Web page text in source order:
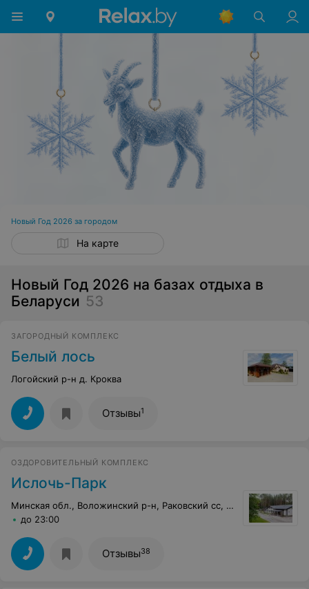
Новый Год 2026 за городом
На карте
Новый Год 2026 на базах отдыха в
Беларуси 53
ЗАГОРОДНЫЙ КОМПЛЕКС
Белый лось
Логойский р-н д. Кроква
Отзывы1
ОЗДОРОВИТЕЛЬНЫЙ КОМПЛЕКС
Ислочь-Парк
Минская обл., Воложинский р-н, Раковский сс, 24
до 23:00
Отзывы38